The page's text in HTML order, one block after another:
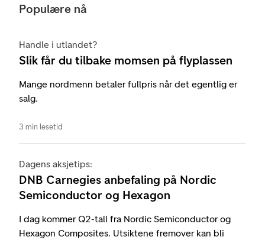
Populære nå
Handle i utlandet?
Slik får du tilbake momsen på flyplassen
Mange nordmenn betaler fullpris når det egentlig er
salg.
3 min lesetid
Dagens aksjetips:
DNB Carnegies anbefaling på Nordic
Semiconductor og Hexagon
I dag kommer Q2-tall fra Nordic Semiconductor og
Hexagon Composites. Utsiktene fremover kan bli